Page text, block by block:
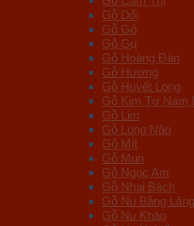
Gỗ Dổi
Gỗ Gõ
Gỗ Gụ
Gỗ Hoàng Đàn
Gỗ Hương
Gỗ Huyết Long
Gỗ Kim Tơ Nam
Gỗ Lim
Gỗ Long Não
Gỗ Mít
Gỗ Mun
Gỗ Ngọc Am
Gỗ Nhai Bách
Gỗ Nu Bằng Lăng
Gỗ Nu Kháo